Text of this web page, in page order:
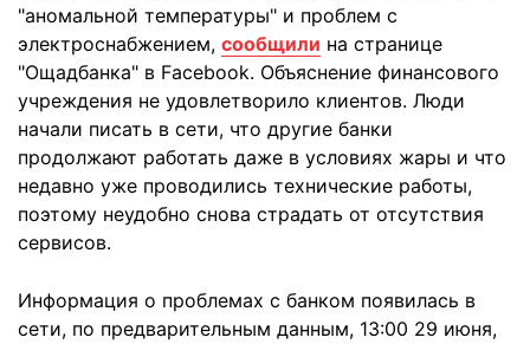
"аномальной температуры" и проблем с
электроснабжением, сообщили на странице
"Ощадбанка" в Facebook. Объяснение финансового
учреждения не удовлетворило клиентов. Люди
начали писать в сети, что другие банки
продолжают работать даже в условиях жары и что
недавно уже проводились технические работы,
поэтому неудобно снова страдать от отсутствия
сервисов.
Информация о проблемах с банком появилась в
сети, по предварительным данным, 13:00 29 июня,